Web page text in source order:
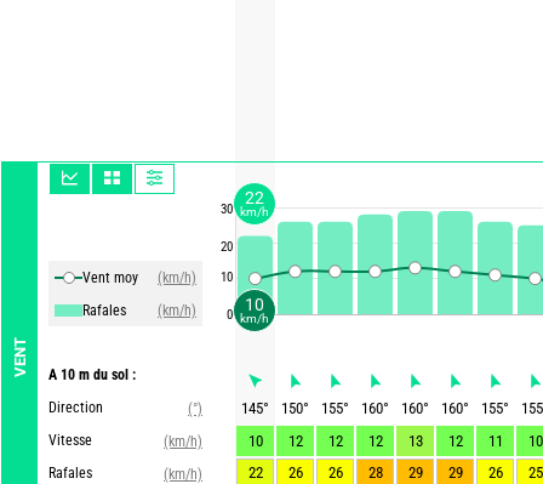
VENT
Vent moy
(km/h)
Rafales
(km/h)
A 10 m du sol :
Direction
(°)
Vitesse
(km/h)
Rafales
(km/h)
30
20
10
0
145° 150° 155° 160° 160° 160° 155°
155
10
12 12 12 13 12 11
10
22
26 26 28 29 29 26 25
10
km/h
22
km/h